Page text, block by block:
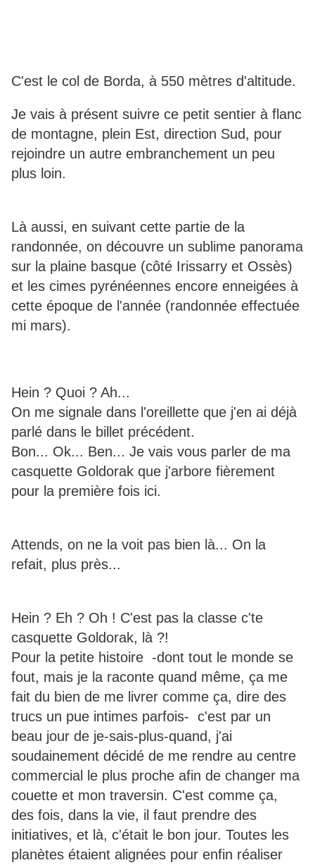
C'est le col de Borda, à 550 mètres d'altitude.
Je vais à présent suivre ce petit sentier à flanc
de montagne, plein Est, direction Sud, pour
rejoindre un autre embranchement un peu
plus loin.
Là aussi, en suivant cette partie de la
randonnée, on découvre un sublime panorama
sur la plaine basque (côté Irissarry et Ossès)
et les cimes pyrénéennes encore enneigées à
cette époque de l'année (randonnée effectuée
mi mars).
Hein ? Quoi ? Ah...
On me signale dans l'oreillette que j'en ai déjà
parlé dans le billet précédent.
Bon... Ok... Ben... Je vais vous parler de ma
casquette Goldorak que j'arbore fièrement
pour la première fois ici.
Attends, on ne la voit pas bien là... On la
refait, plus près...
Hein ? Eh ? Oh ! C'est pas la classe c'te
casquette Goldorak, là ?!
Pour la petite histoire -dont tout le monde se
fout, mais je la raconte quand même, ça me
fait du bien de me livrer comme ça, dire des
trucs un pue intimes parfois- c'est par un
beau jour de je-sais-plus-quand, j'ai
soudainement décidé de me rendre au centre
commercial le plus proche afin de changer ma
couette et mon traversin. C'est comme ça,
des fois, dans la vie, il faut prendre des
initiatives, et là, c'était le bon jour. Toutes les
planètes étaient alignées pour enfin réaliser